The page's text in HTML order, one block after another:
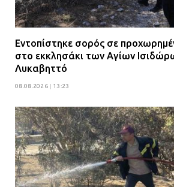
Εντοπίστηκε σορός σε
στο εκκλησάκι των Αγίων
Λυκαβηττό
08.08.2026 | 13:23